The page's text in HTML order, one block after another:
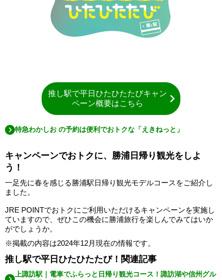
推し駅で平日ひたひたたびキャン
ペーン概要はこちら
特急わかしお の予約は便利でおトクな「えきねっと」
キャンペーンでおトクに、勝浦日帰り観光をしよ
う！
一足先に春を感じる勝浦駅日帰り観光モデルコースをご紹介し
ました。
JRE POINTでおトクにご利用いただけるキャンペーンを実施し
ていますので、ぜひこの機会に勝浦旅行を楽しんでみてはいか
がでしょうか。
※掲載の内容は2024年12月現在の情報です。
推し駅で平日ひたひたたび！関連記事
上諏訪駅｜電車でふらっと日帰り観光コース！諏訪湖や信州グル